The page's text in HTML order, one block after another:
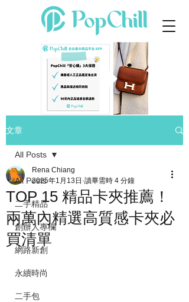
文章
All Posts
二手精品
創辦人專欄
網路新創
永續時尚
二手包
All Posts
TOP 15 精品卡夾推薦！
兩萬內精選高質感卡夾必
買清單
Rena Chiang
2025年1月13日 讀畢需時 4 分鐘